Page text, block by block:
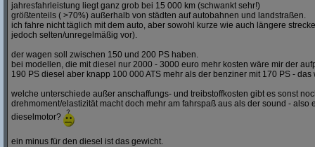
jahresfahrleistung liegt ganz grob bei 15 000 km (schwankt sehr!)
größtenteils ( >70%) außerhalb von städten auf autobahnen und landstraßen.
ich fahre nicht täglich mit dem auto, aber sowohl kurze wie auch längere
jedoch selten/unregelmäßig vor).
der wagen soll zwischen 150 und 200 PS haben.
bei modellen, die mit diesel nur 2000 - 3000 euro mehr kosten wäre mir der
190 PS diesel aber knapp 100 000 ATS mehr als der benziner mit 170 PS - das
welche unterschiede außer anschaffungs- und treibstoffkosten gibt es sonst
drehmoment/elastizität macht doch mehr am fahrspaß aus als der sound - also
dieselmotor?
ein minus für den diesel ist das gewicht.